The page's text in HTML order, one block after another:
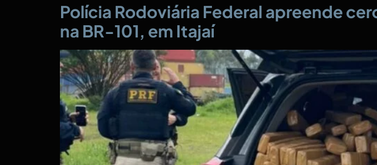
Polícia Rodoviária Federal apreende
na BR-101, em Itajaí